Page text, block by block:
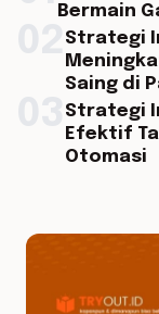
Bermain
Strategi
Saing di
Strategi
Efektif
Otomasi